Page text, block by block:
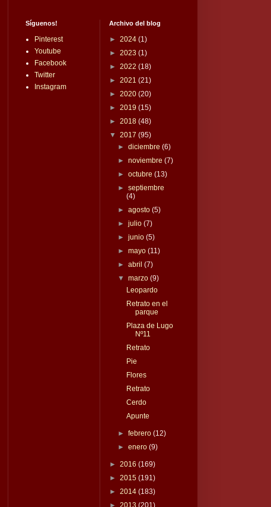
Síguenos!
Pinterest
Youtube
Facebook
Twitter
Instagram
Archivo del blog
► 2024 (1)
► 2023 (1)
► 2022 (18)
► 2021 (21)
► 2020 (20)
► 2019 (15)
► 2018 (48)
▼ 2017 (95)
► diciembre (6)
► noviembre (7)
► octubre (13)
► septiembre
(4)
► agosto (5)
► julio (7)
► junio (5)
► mayo (11)
► abril (7)
▼ marzo (9)
Leopardo
Retrato en el
parque
Plaza de Lugo
Nº11
Retrato
Pie
Flores
Retrato
Cerdo
Apunte
► febrero (12)
► enero (9)
► 2016 (169)
► 2015 (191)
► 2014 (183)
► 2013 (201)